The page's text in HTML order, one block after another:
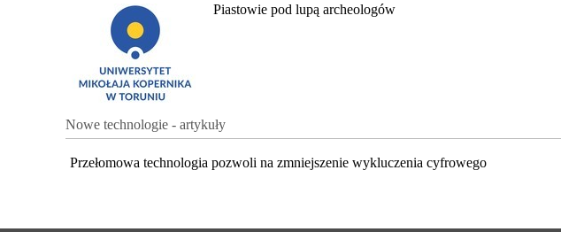
Piastowie pod lupą archeologów
Nowe technologie - artykuły
Przełomowa technologia pozwoli na zmniejszenie wykluczenia cyfrowego